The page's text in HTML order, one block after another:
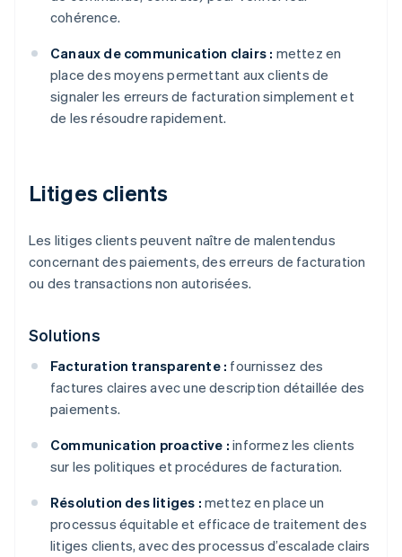
cohérence.
Canaux de communication clairs : mettez en
place des moyens permettant aux clients de
signaler les erreurs de facturation simplement et
de les résoudre rapidement.
Litiges clients
Les litiges clients peuvent naître de malentendus
concernant des paiements, des erreurs de facturation
ou des transactions non autorisées.
Solutions
Facturation transparente : fournissez des
factures claires avec une description détaillée des
paiements.
Communication proactive : informez les clients
sur les politiques et procédures de facturation.
Résolution des litiges : mettez en place un
processus équitable et efficace de traitement des
litiges clients, avec des processus d’escalade clairs